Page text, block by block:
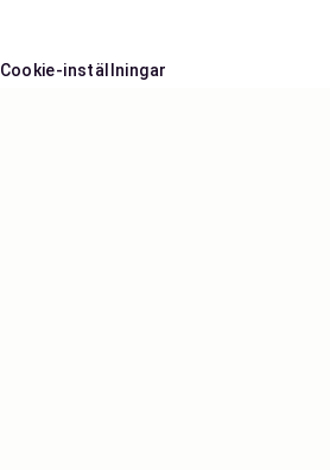
Cookie-inställningar